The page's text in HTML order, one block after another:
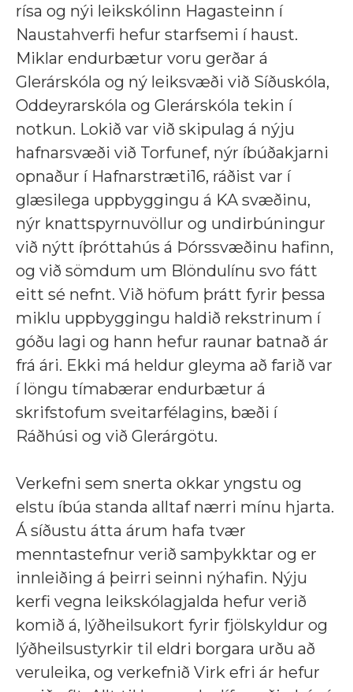
rísa og nýi leikskólinn Hagasteinn í
Naustahverfi hefur starfsemi í haust.
Miklar endurbætur voru gerðar á
Glerárskóla og ný leiksvæði við Síðuskóla,
Oddeyrarskóla og Glerárskóla tekin í
notkun. Lokið var við skipulag á nýju
hafnarsvæði við Torfunef, nýr íbúðakjarni
opnaður í Hafnarstræti16, ráðist var í
glæsilega uppbyggingu á KA svæðinu,
nýr knattspyrnuvöllur og undirbúningur
við nýtt íþróttahús á Þórssvæðinu hafinn,
og við sömdum um Blöndulínu svo fátt
eitt sé nefnt. Við höfum þrátt fyrir þessa
miklu uppbyggingu haldið rekstrinum í
góðu lagi og hann hefur raunar batnað ár
frá ári. Ekki má heldur gleyma að farið var
í löngu tímabærar endurbætur á
skrifstofum sveitarfélagins, bæði í
Ráðhúsi og við Glerárgötu.
Verkefni sem snerta okkar yngstu og
elstu íbúa standa alltaf nærri mínu hjarta.
Á síðustu átta árum hafa tvær
menntastefnur verið samþykktar og er
innleiðing á þeirri seinni nýhafin. Nýju
kerfi vegna leikskólagjalda hefur verið
komið á, lýðheilsukort fyrir fjölskyldur og
lýðheilsustyrkir til eldri borgara urðu að
veruleika, og verkefnið Virk efri ár hefur